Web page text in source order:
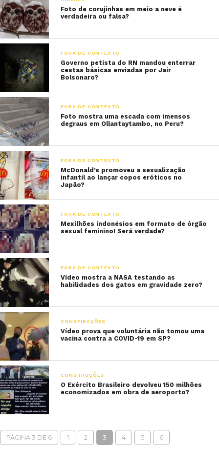
Foto de corujinhas em meio a neve é
verdadeira ou falsa?
FORA DE CONTEXTO
Governo petista do RN mandou enterrar
cestas básicas enviadas por Jair
Bolsonaro?
FORA DE CONTEXTO
Foto mostra uma escada com imensos
degraus em Ollantaytambo, no Peru?
FORA DE CONTEXTO
McDonald’s promoveu a sexualização
infantil ao lançar copos eróticos no
Japão?
FORA DE CONTEXTO
Mexilhões indonésios em formato de órgão
sexual feminino! Será verdade?
FORA DE CONTEXTO
Vídeo mostra a NASA testando as
habilidades dos gatos em gravidade zero?
CONSPIRAÇÕES
Vídeo prova que voluntária não tomou uma
vacina contra a COVID-19 em SP?
CONSTRUÇÕES
O Exército Brasileiro devolveu 150 milhões
economizados em obra de aeroporto?
PÁGINA 3 DE 6 1 2 3 4 5 6